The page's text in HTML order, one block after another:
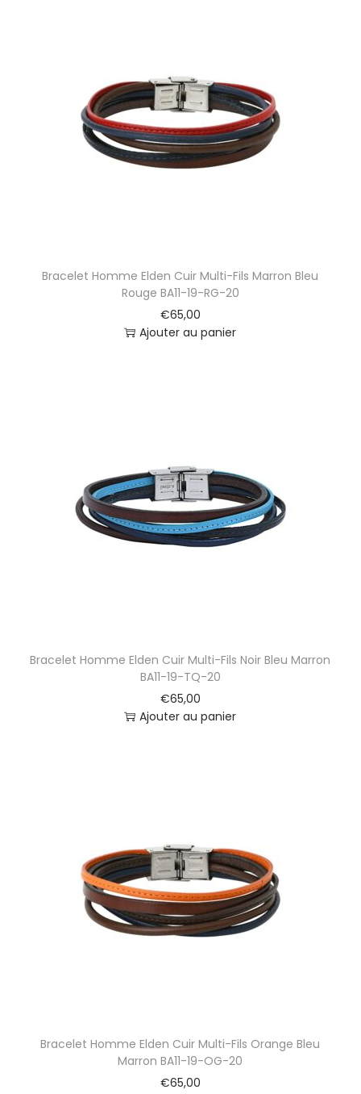
Bracelet Homme Elden Cuir Multi-Fils Marron Bleu
Rouge BA11-19-RG-20
€65,00
Ajouter au panier
Bracelet Homme Elden Cuir Multi-Fils Noir Bleu Marron
BA11-19-TQ-20
€65,00
Ajouter au panier
Bracelet Homme Elden Cuir Multi-Fils Orange Bleu
Marron BA11-19-OG-20
€65,00